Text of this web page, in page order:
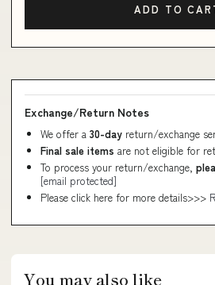
ADD TO
Exchange/Return Notes
We offer a 30-day return/exchange
Final sale items are not eligible for
To process your return/exchange,
[email protected]
Please click here for more details>>>
You may also like